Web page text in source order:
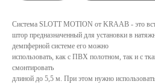
Система SLOTT MOTION от KRAAB - это
штор предназначенный для установки в
демпферной системе его можно
использовать, как с ПВХ полотном, так и с
смонтировать
длиной до 5,5 м. При этом нужно